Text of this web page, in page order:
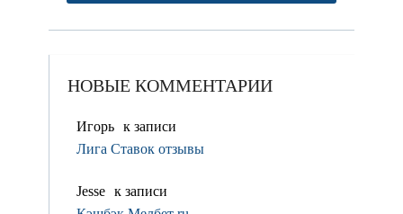
НОВЫЕ КОММЕНТАРИИ
Игорь к записи
Лига Ставок отзывы
Jesse к записи